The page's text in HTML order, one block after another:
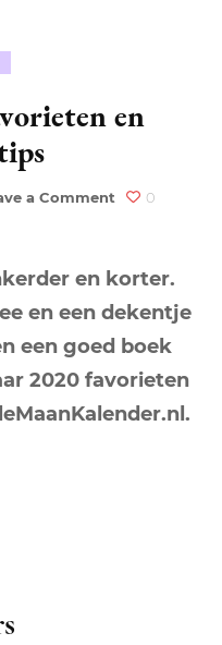
en
a Comment on
en
cadeautips
0
en korter.
en een dekentje
een goed boek
2020 favorieten